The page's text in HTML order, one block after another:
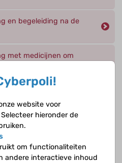
en begeleiding na de
met medicijnen om
(de operatie)?
niertransplantatie?
de niertransplantatie
nier?
website voor
hieronder de
om functionaliteiten
andere interactieve inhoud